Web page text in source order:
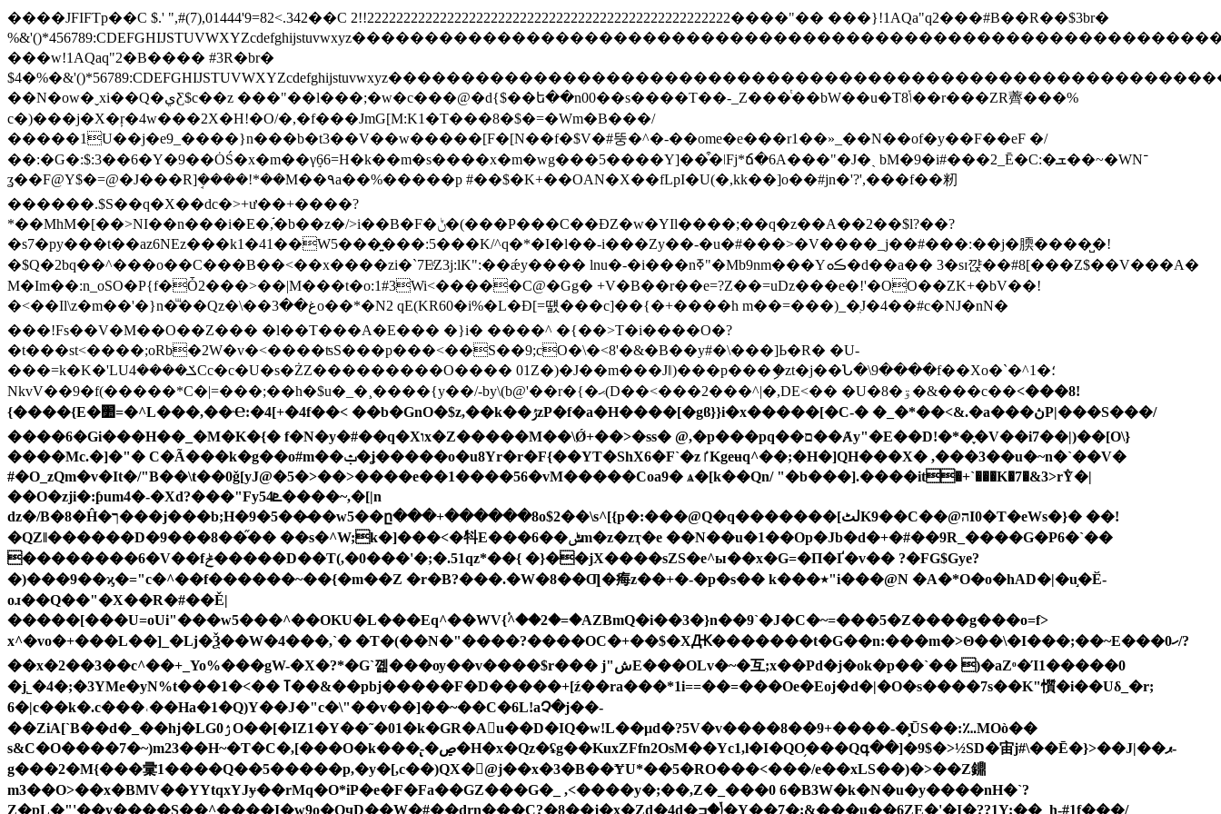
����JFIFTp��C $.' ",#(7),01444'9=82<.342��C 2!!22222222222222222222222222222222222222222222222222����"�� ���}!1AQa"q2���#B��R��$3br�
���w!1AQaq"2�B���� #3R�br�
��N�ow�ˬxi��Q�يƸ$c��z ���"��l���;�w�c���@�d{$��ե��n00��s����T��-_Z���ͭ��bW��u�Tݳ8��r���ZR薺���%
c�)���j�X�ŗ�4w���2X�H!�O/�,�f���JmG[M:K1�T���8�$�=�Wm�B���/
�����1U��j�e9_����}n���b�t3��V��w�����[F�[N��f�$V�#뚱�^�-��ome�e���r1��»_��N��of�y��F��eF �/
��:�G�:$:3��6�Y�9��ȮŚ�x�m��γٟ66=H�k��m�s����x�m�wg���5����Y]��͒�ǀFj*ճ�6A���"�J�ˎ bM�9�i#���2_Ē�C:�ܫ��~�WN־
ʓ��F@Y$�=@�J���R]ܱ����!*��M��۹a��%�����p #��$�K+��OAN�X��fLpI�U(�,kk��]o��#jn�'?',���f��籾
������.$S��q�X��dc�>+ư��+����?
*��MhM�[��>NI��n���i�E�,֬�b��z�/>i��B�F�ݨ�(���P���C��ÐZ�w�YIl����;��q�z��A��2��$l?��?
�s7�py���t��az6NEz���k1�41��W5���͍���:5���K/^q�*�I�l��-i���Zy��-�u�#���>�V����_j��#���:��j�腝����̺�!
�$Q�2bq��^���o��C���B��<��x����zi�`7EͤZ3j:lK":��ǽy���� lnu�-�i���nߧ"�Mb9nm���Yڪܘ�d��a�� 3�sɪ꺉��#8[���Z$��V���A�
M�Im��:n_oSO�Ρ{f�Ȱ2���>��|M���t�o:1#3Wi<�����C@�Gg� +V�B��r��e=?Z��=uDz���e�!'�OO��ZK+�bV��!
�<��Il\z�m��'�}n�ⷳ��Qz�\��غ��3o��*�N2 qE(KR60�i%�L�Đ[=떐���c]��{�+����h m��=���)_�ֽJ�4��#c�NJ�nN�
���!Fs��V�M��O��Z��� �l��T���A�E��� �}i� ����^ �{��>T�i����O�?
�t���st<����;oRb�2W�v�<����ʦS���p���<��S��9;cO�\�<8'�&�B��y#�\���]Ь�R� �U-
���=k�K�'LUݎ����4Cc�c�U�s�ŻZ���������O���� 01Z�)�J��m���Jǁ)���p���ި�zt�j��Ն�\9����f��Xo�`�^1�؛
NkvV��9�f(�����*C�|=���;��h�$u�_�¸����{y��/-by\(b@'��r�{�ޙ(D��<���2���^|�,DE<�� �U�8�ۊ�&���c��<���8!
{����{E�׺=�^L���,��Ҽ:�4[+�4f��< ��b�GnO�$z,��k��ݬzP�f�a�H����[�gϐ}}i�x�����[�C-� �_�*��<&.�a���ڽP|���S���/
����6�Gi���H��_�M�K�{� f�N�y�#��q�Xוx�Ζ�����M��\Ǿ+��>�ss� @,�p���pq��ם��Ⱥy"�E��D!�*�֪�V��i7��|)��[O\}
����Mc.�]�"� C�Ã���k�g��o#m��ݑ�ʝ�����o�u8Yr�r�F{��YT�ShX6�F`�zٵKgeʉq^��;�H�]QH���X� ,���3��u�~n�`��V�
#�O_zQm�v�It�/"B��\t��0ǧ[yJ@�5�>��>����e��1����56�vM�����Coa9� ѧ�[k��Qn/ "�b���].����it�+`���K�7�&3>r݅Y�|
��O�zji�:ƥum4�-�Xd?���"Fy5ܧ4����~,�[|n
dz�/B�8�Ĥ�ך���j���b;H�9�5��̶��w5��ը���+������8o$2��\s^[{p�:���@Q�q�������[لٹK9��C��@הI0�T�eWs�}� ��!
�QZǁ������D�9���8��֞�� ��s�^W;k�]���<�㸯E���6��ݰm�z�zҭ�e ��N��u�1��Op�Jb�d�+�#��9R_����G�P6�`��
��������6�V��fݲ�����D��T(,�0���'�;�.51qz*��{ �}��jX����sZS�e^ы��x�G=�П�Ґ�v�� ?�FG$Gye?
�)���9��ϗ�="c�^��f������~��{�m��Z �r�B?���.�W�8��Ƣ�痗z��+�-�p�s�� k���٭"i���@N �A�*O�o�hAD�|�u֣�Ӗ-
oɹ��Q��"�X��R�#��Ě|
�����[���U=oUi"���w5���^��OKU�L���Eq^��WV{۠^��2�=�AZBmԚ�i��3�}n��9`�J�C�~=���5�Z����g���o=f>
x^�vo�+���L��]_�ǈ�Ѯ��W�4���,`� �T�(��N�"����?����OC�+��$�XԪ�������t�G��n:���m�>Θ��\�I���;��~E���0ހ/?
��x�2��3��c^��+_Yo%���gW-�X�?*�G`꼚���ѹ��v����$r��� j"شE���OLv�~�互;x��Pd�j�ok�p��`�� )�aZͦ�Ί1�����0
�j˾�4�;�3YMe�yN%t���1�<�� ߠ��&��pbj�����F�D�����+[ź��ra���*1i==��=���Oe�Eoj�d�|�O�s����7s��K"懫�i��Uδ_�r;
6�|c��k�.c���˓��Ha�1�Q)Y��J�"c�\"��v��]��~��C�6L!aՉ�j��-
��ZiA[`B��d�_��hj�LG0ۯO��[�IZ1�Y��˜�01�k�GR�A񍞥u��D�IQ�w!L��μd�?5V�v����8��9+����-�͕ŪS��:؊MOò��
s&C�O����7�~)m23��H~�T�C�,[���O�k���̢-�ڝ�H�x�Qz�ʢg��KuxZFfn2OsM��Yc1,l�I�QO֥���Qգ��]�9$�>½SD�宙j#\��Ē�}>��J|��ޕ-
g���2�M{���彚1����Q��5�����p,�y�[,c��)QX�@j��x�3�B��ɎU*��5�RO���<���/e��xLS��)�>��Z鐤
m3��O>��x�BMV��YYtqxYJɏ��rMq�O*iP�e�F�Fa��GZ���G�_ ,<����y�;��,Z�_���0 6�В3W�k�N�u�y����nH�`?
Z�pL�"'��y����S��^����I�w9o�OҷD��W�#��drn���C?�8��j�x�Zd�4d�ݳ�ߏ�Y��7�;&͏���u��6ZE�'�I�??1Y:��_h-#1f���/